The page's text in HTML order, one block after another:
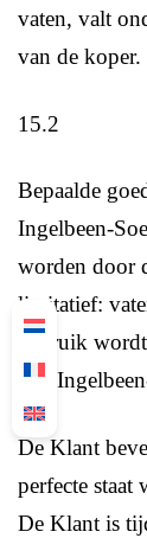
vaten, valt
van de koper.
15.2
Bepaalde
Ingelbeen-
worden door
limitatief:
gebruik
van
De Klant
perfecte staat
De Klant is